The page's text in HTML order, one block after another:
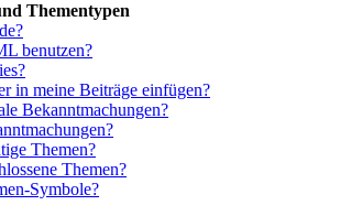
Thementypen
benutzen?
in meine Beiträge einfügen?
Bekanntmachungen?
Themen?
Themen?
Symbole?